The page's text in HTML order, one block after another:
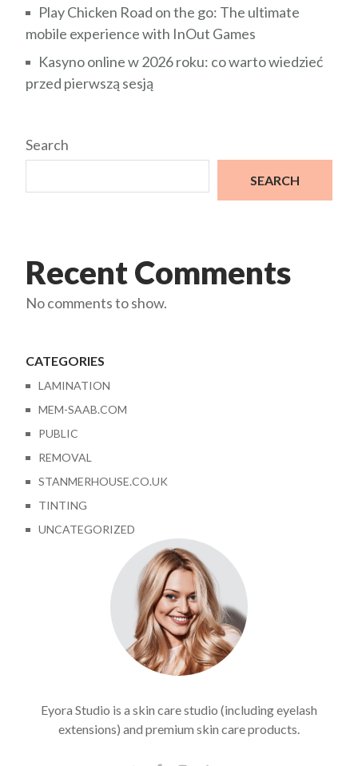
Play Chicken Road on the go: The ultimate
mobile experience with InOut Games
Kasyno online w 2026 roku: co warto wiedzieć
przed pierwszą sesją
Search
SEARCH
Recent Comments
No comments to show.
CATEGORIES
LAMINATION
MEM-SAAB.COM
PUBLIC
REMOVAL
STANMERHOUSE.CO.UK
TINTING
UNCATEGORIZED
Eyora Studio is a skin care studio (including eyelash
extensions) and premium skin care products.